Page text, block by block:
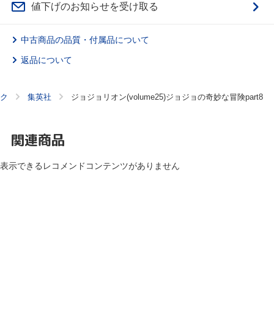
値下げのお知らせを受け取る
中古商品の品質・付属品について
返品について
集英社 ジョジョリオン(volume25)ジョジョの奇妙な冒険part8
関連商品
表示できるレコメンドコンテンツがありません